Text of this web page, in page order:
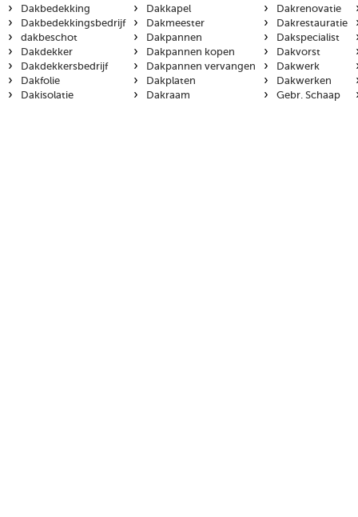
›
Dakbedekking
› Dakbedekkingsbedrijf
› dakbeschot
› Dakdekker
› Dakdekkersbedrijf
› Dakfolie
› Dakisolatie
› Dakkapel
› Dakmeester
› Dakpannen
› Dakpannen kopen
› Dakpannen vervangen
› Dakplaten
› Dakraam
› Dakrenovatie
› Dakrestauratie
› Dakspecialist
› Dakvorst
› Dakwerk
› Dakwerken
› Gebr. Schaap